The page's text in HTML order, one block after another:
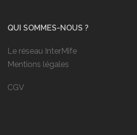
QUI SOMMES-NOUS ?
Le réseau InterMife
Mentions légales
CGV